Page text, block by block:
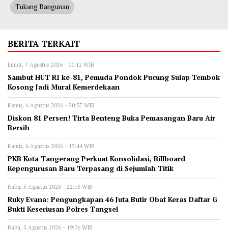
Tukang Bangunan
BERITA TERKAIT
Jumat, 7 Agustus 2026 - 00:12 WIB
Sambut HUT RI ke-81, Pemuda Pondok Pucung Sulap Tembok
Kosong Jadi Mural Kemerdekaan
Kamis, 6 Agustus 2026 - 20:37 WIB
Diskon 81 Persen! Tirta Benteng Buka Pemasangan Baru Air
Bersih
Kamis, 6 Agustus 2026 - 17:44 WIB
‎PKB Kota Tangerang Perkuat Konsolidasi, Billboard
Kepengurusan Baru Terpasang di Sejumlah Titik ‎
Rabu, 5 Agustus 2026 - 22:16 WIB
‎Ruky Evana: Pengungkapan 46 Juta Butir Obat Keras Daftar G
Bukti Keseriusan Polres Tangsel
Rabu, 5 Agustus 2026 - 19:06 WIB